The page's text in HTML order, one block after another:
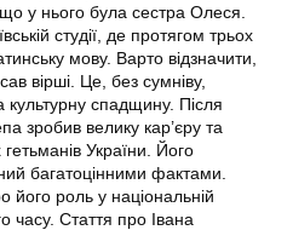
у нього була сестра Олеся.
студії, де протягом трьох
мову. Варто відзначити,
вірші. Це, без сумніву,
культурну спадщину. Після
зробив велику кар’єру та
України. Його
багатоцінними фактами.
його роль у національній
часу. Стаття про Івана